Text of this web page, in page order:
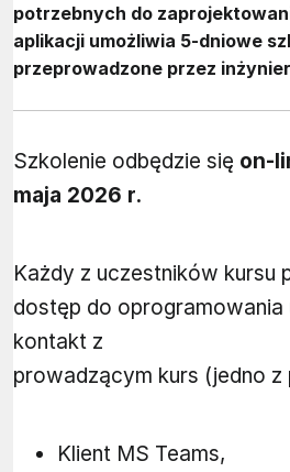
potrzebnych do
aplikacji umożliwia 5-dniowe
przeprowadzone przez
Szkolenie odbędzie się on-
maja 2026 r.
Każdy z uczestników kursu
dostęp do oprogramowania
kontakt z
prowadzącym kurs (jedno z
Klient MS Teams,